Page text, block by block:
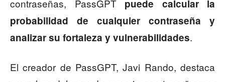
contraseñas, PassGPT puede calcular la
probabilidad de cualquier contraseña y
analizar su fortaleza y vulnerabilidades.
El creador de PassGPT, Javi Rando, destaca